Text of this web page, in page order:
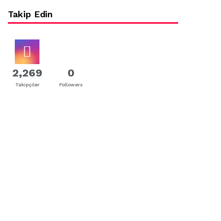
Takip Edin
2,269
Takipçiler
0
Followers